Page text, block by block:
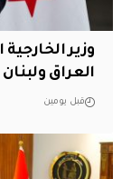
وزير
العراق
قبل يومين